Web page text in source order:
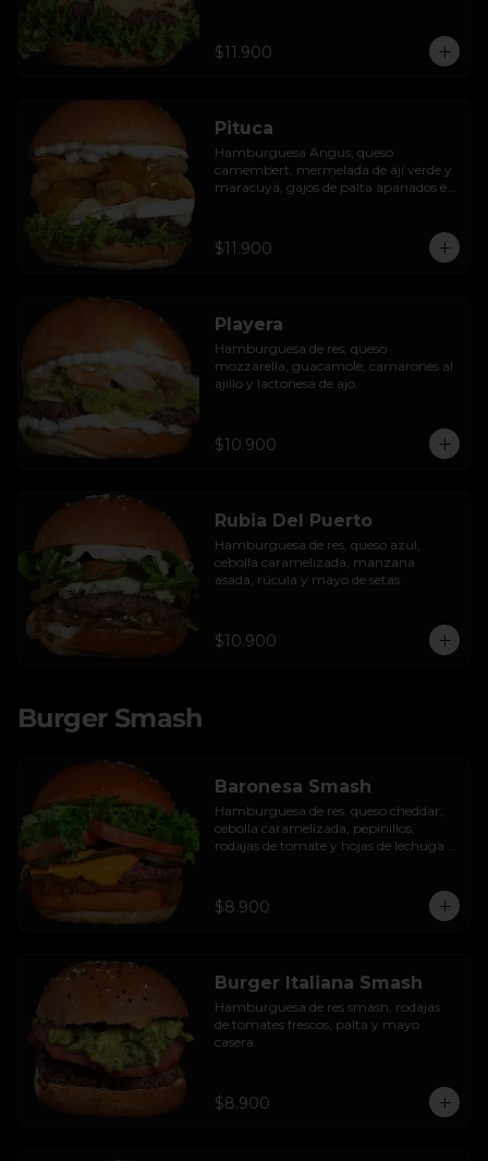
$11.900
Pituca
Hamburguesa Angus, queso
camembert, mermelada de ají verde y
maracuyá, gajos de palta apanados en
$11.900
Playera
Hamburguesa de res, queso
mozzarella, guacamole, camarones al
ajillo y lactonesa de ajo.
$10.900
Rubia Del Puerto
Hamburguesa de res, queso azul,
cebolla caramelizada, manzana
asada, rúcula y mayo de setas.
$10.900
Burger Smash
Baronesa Smash
Hamburguesa de res, queso cheddar,
cebolla caramelizada, pepinillos,
rodajas de tomate y hojas de lechuga
$8.900
Burger Italiana Smash
Hamburguesa de res smash, rodajas
de tomates frescos, palta y mayo
casera.
$8.900